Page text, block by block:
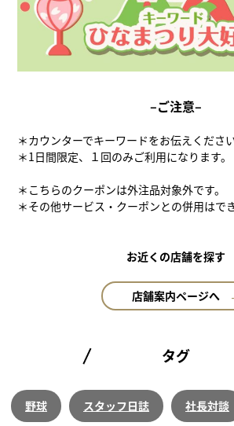
–ご注意–
＊カウンターでキーワードをお伝えください
＊1日間限定、１回のみご利用になります。
＊こちらのクーポンは外注品対象外です。
＊その他サービス・クーポンとの併用はで
お近くの店舗を探す
店舗案内ページへ
タグ
野球 スタッフ日誌 社長対談